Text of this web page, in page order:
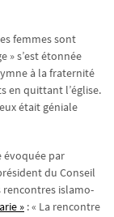
femmes sont
» s’est étonnée
à la fraternité
en quittant l’église.
était géniale
évoquée par
du Conseil
rencontres islamo-
» : « La rencontre